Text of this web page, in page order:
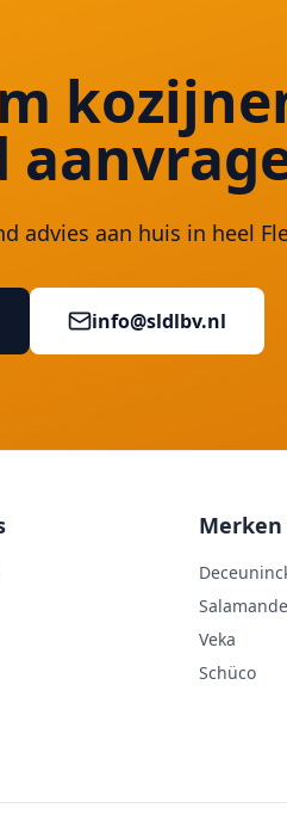
advies aan huis in heel
info@sldlbv.nl
Merken
Veka
Schüco